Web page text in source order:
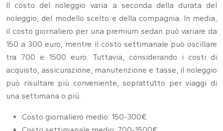
Il costo del noleggio varia a seconda della durata del
noleggio, del modello scelto e della compagnia. In media,
il costo giornaliero per una premium sedan può variare da
150 a 300 euro, mentre il costo settimanale può oscillare
tra 700 e 1500 euro. Tuttavia, considerando i costi di
acquisto, assicurazione, manutenzione e tasse, il noleggio
può risultare più conveniente, soprattutto per viaggi di
una settimana o più.
Costo giornaliero medio: 150-300€